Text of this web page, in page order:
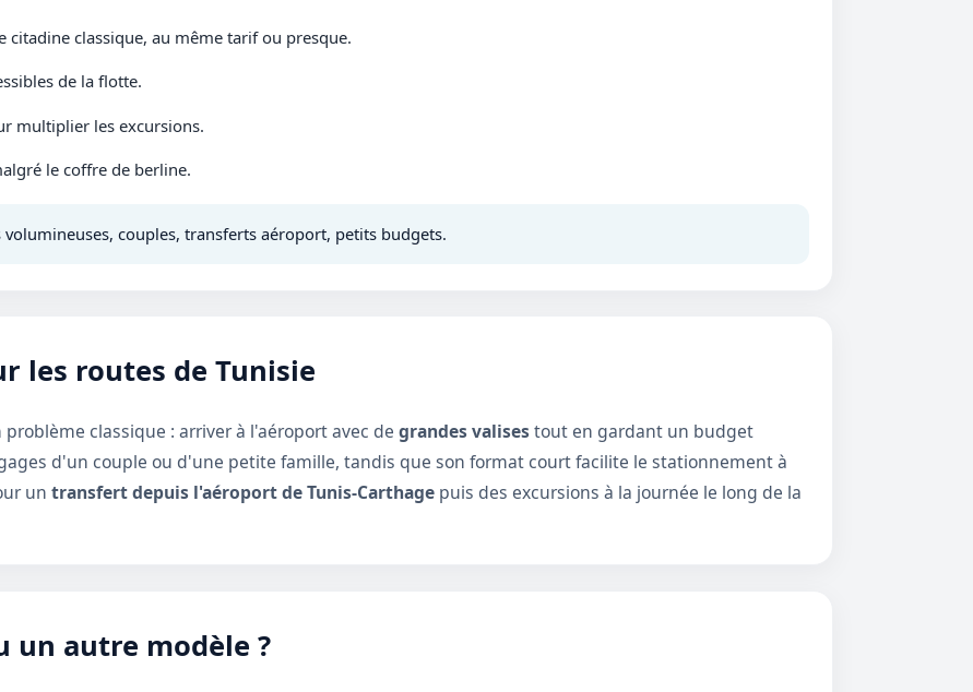
classique, au même tarif ou presque.
de la flotte.
multiplier les excursions.
le coffre de berline.
volumineuses, couples, transferts aéroport, petits budgets.
les routes de Tunisie
classique : arriver à l'aéroport avec de grandes valisestout en gardant un budget
d'un couple ou d'une petite famille, tandis que son format court facilite le stationnement à
un transfert depuis l'aéroport de Tunis-Carthagepuis des excursions à la journée le long de la
un autre modèle ?